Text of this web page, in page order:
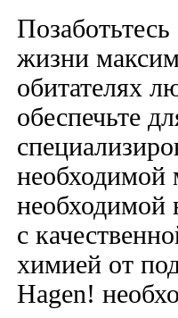
жизни
обитателях
обеспечьте
необходимой
с
химией от
Hagen!